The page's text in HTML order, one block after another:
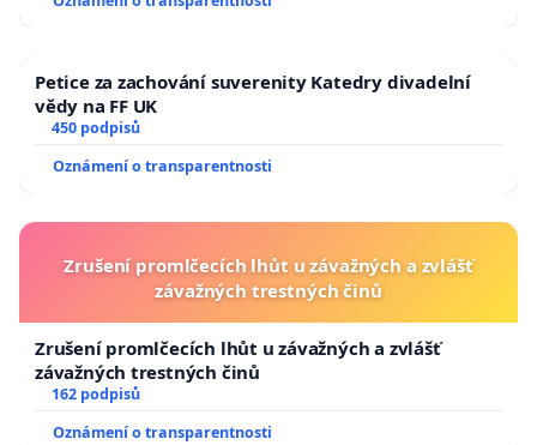
Petice za zachování suverenity Katedry divadelní
vědy na FF UK
450 podpisů
Oznámení o transparentnosti
Zrušení promlčecích lhůt u závažných a zvlášť
závažných trestných činů
Zrušení promlčecích lhůt u závažných a zvlášť
závažných trestných činů
162 podpisů
Oznámení o transparentnosti